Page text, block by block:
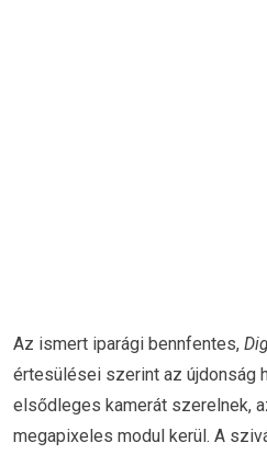
Az ismert iparági bennfentes,
értesülései szerint az újdonság
elsődleges kamerát szerelnek,
megapixeles modul kerül. A